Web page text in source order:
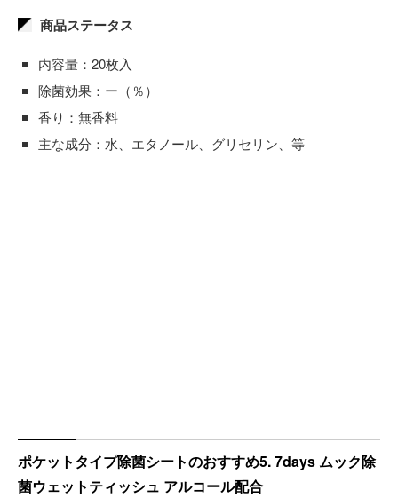
商品ステータス
内容量：20枚入
除菌効果：ー（％）
香り：無香料
主な成分：水、エタノール、グリセリン、等
ポケットタイプ除菌シートのおすすめ5. 7days ムック除
菌ウェットティッシュ アルコール配合